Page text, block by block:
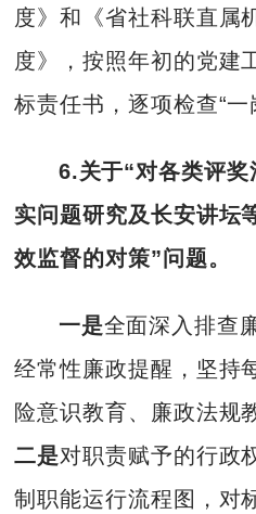
度》和《省社科联直属
度》，按照年初的党建
标责任书，逐项检查“一
6.关于“对各类评
实问题研究及长安讲坛
效监督的对策”问题。
一是全面深入排查
经常性廉政提醒，坚持
险意识教育、廉政法规
二是对职责赋予的行政
制职能运行流程图，对